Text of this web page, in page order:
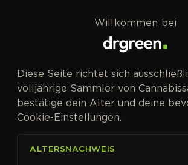
Willkommen bei
Diese Seite richtet sich
volljährige Sammler von
bestätige dein Alter und deine
Cookie-Einstellungen.
ALTERSNACHWEIS